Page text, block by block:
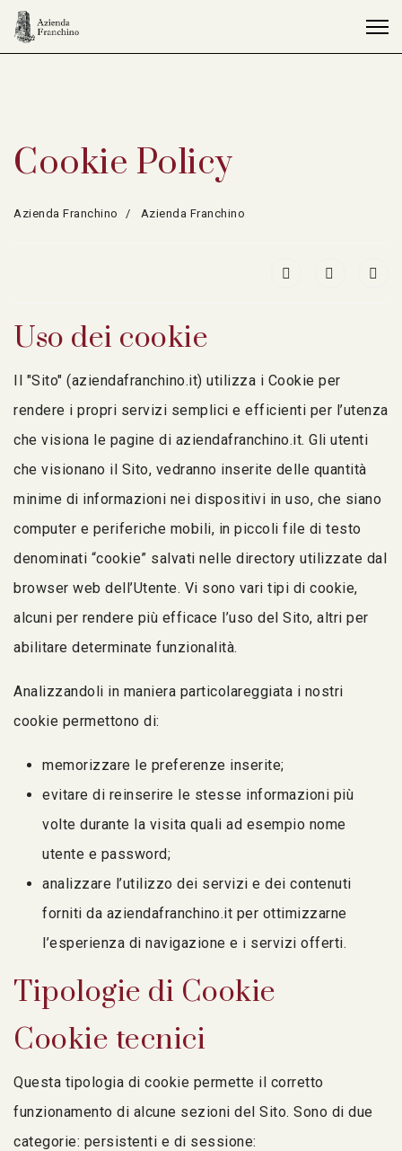
Cookie Policy
Azienda Franchino Azienda Franchino
Uso dei cookie
Il "Sito" (aziendafranchino.it) utilizza i Cookie per
rendere i propri servizi semplici e efficienti per l’utenza
che visiona le pagine di aziendafranchino.it. Gli utenti
che visionano il Sito, vedranno inserite delle quantità
minime di informazioni nei dispositivi in uso, che siano
computer e periferiche mobili, in piccoli file di testo
denominati “cookie” salvati nelle directory utilizzate dal
browser web dell’Utente. Vi sono vari tipi di cookie,
alcuni per rendere più efficace l’uso del Sito, altri per
abilitare determinate funzionalità.
Analizzandoli in maniera particolareggiata i nostri
cookie permettono di:
memorizzare le preferenze inserite;
evitare di reinserire le stesse informazioni più
volte durante la visita quali ad esempio nome
utente e password;
analizzare l’utilizzo dei servizi e dei contenuti
forniti da aziendafranchino.it per ottimizzarne
l’esperienza di navigazione e i servizi offerti.
Tipologie di Cookie
Cookie tecnici
Questa tipologia di cookie permette il corretto
funzionamento di alcune sezioni del Sito. Sono di due
categorie: persistenti e di sessione: